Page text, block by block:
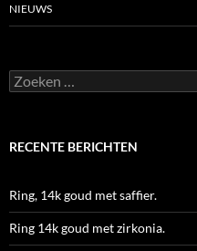
NIEUWS
Zoeken
naar:
RECENTE BERICHTEN
Ring, 14k goud met saffier.
Ring 14k goud met zirkonia.